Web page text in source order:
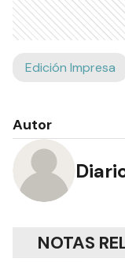
Edición Impresa
Autor
NOTAS